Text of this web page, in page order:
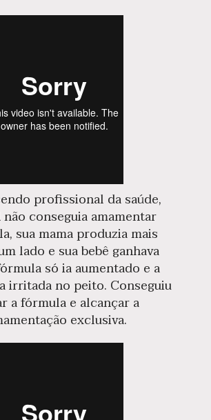
não conseguia amamentar
sua mama produzia mais
lado e sua bebê ganhava
só ia aumentado e a
irritada no peito. Conseguiu
a fórmula e alcançar a
exclusiva.